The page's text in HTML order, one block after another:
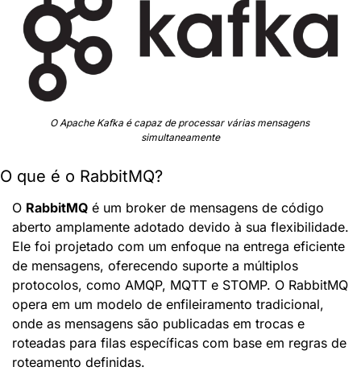
O Apache Kafka é capaz de processar várias mensagens
simultaneamente
O que é o RabbitMQ?
O RabbitMQ é um broker de mensagens de código
aberto amplamente adotado devido à sua flexibilidade.
Ele foi projetado com um enfoque na entrega eficiente
de mensagens, oferecendo suporte a múltiplos
protocolos, como AMQP, MQTT e STOMP. O RabbitMQ
opera em um modelo de enfileiramento tradicional,
onde as mensagens são publicadas em trocas e
roteadas para filas específicas com base em regras de
roteamento definidas.